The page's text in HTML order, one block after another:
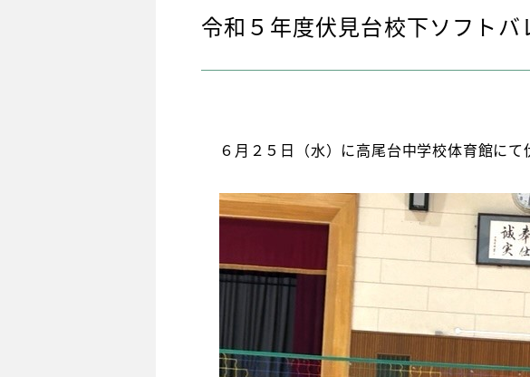
令和５年度伏見台校下ソフトバ
６月２５日（水）に高尾台中学校体育館に